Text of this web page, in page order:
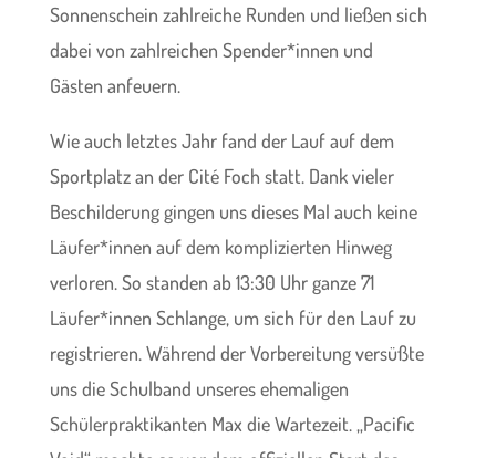
Sonnenschein zahlreiche Runden und ließen sich
dabei von zahlreichen Spender*innen und
Gästen anfeuern.
Wie auch letztes Jahr fand der Lauf auf dem
Sportplatz an der Cité Foch statt. Dank vieler
Beschilderung gingen uns dieses Mal auch keine
Läufer*innen auf dem komplizierten Hinweg
verloren. So standen ab 13:30 Uhr ganze 71
Läufer*innen Schlange, um sich für den Lauf zu
registrieren. Während der Vorbereitung versüßte
uns die Schulband unseres ehemaligen
Schülerpraktikanten Max die Wartezeit. „Pacific